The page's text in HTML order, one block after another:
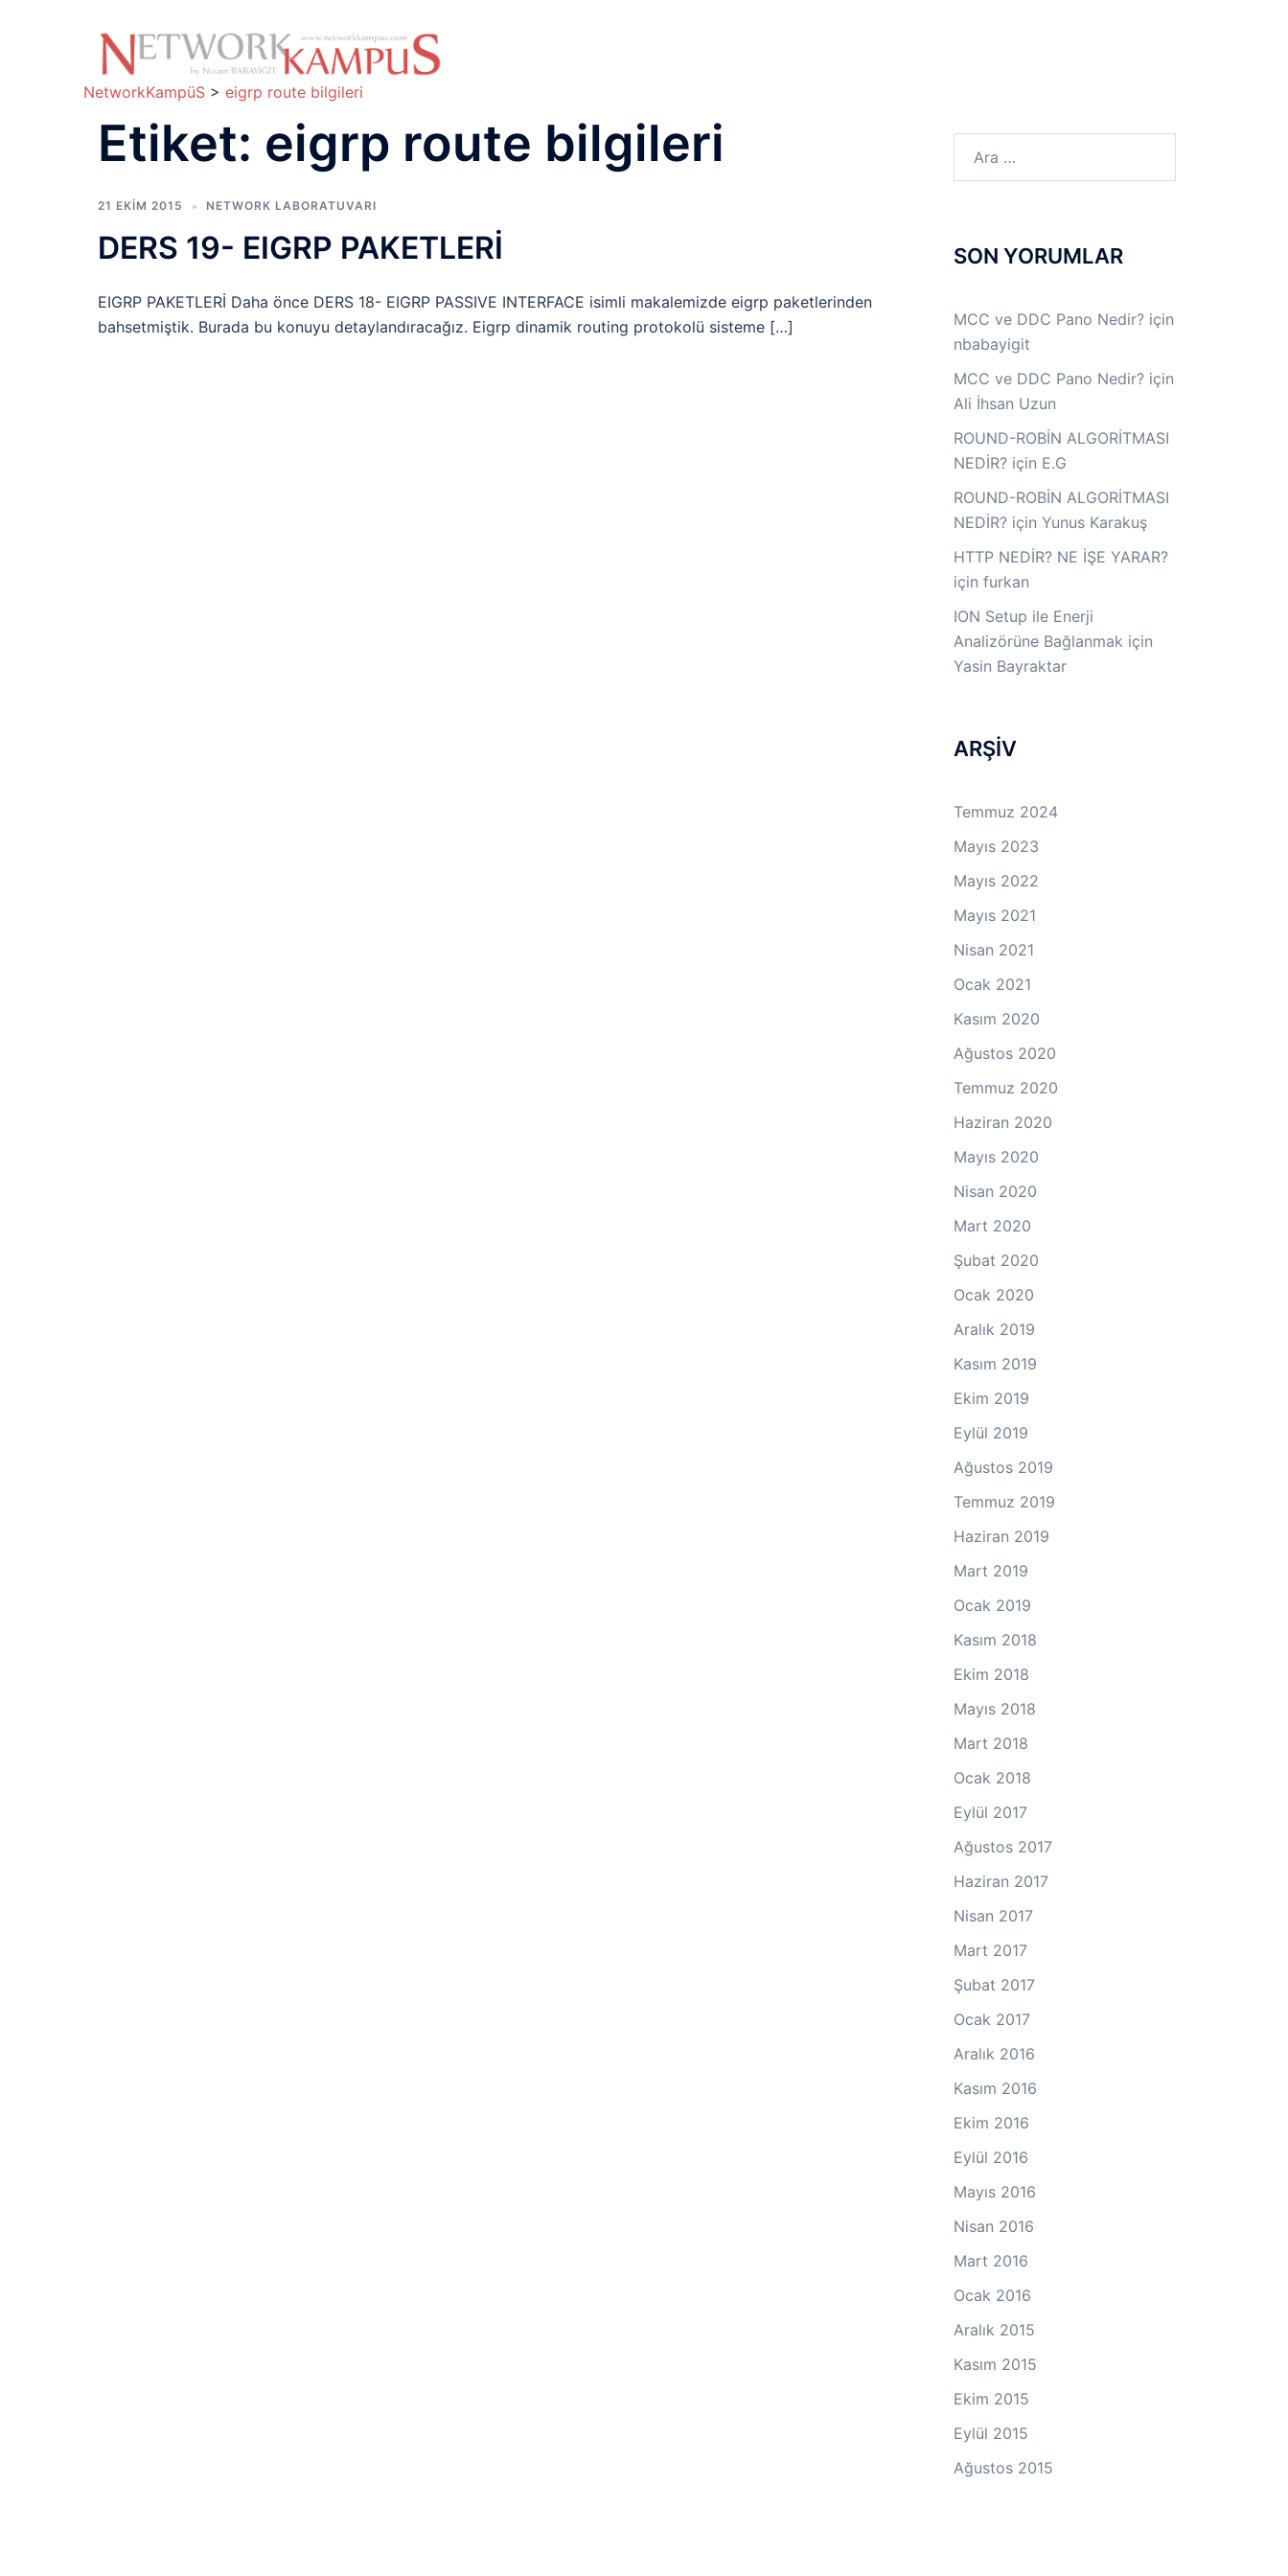
NetworkKampüS > eigrp route bilgileri
Etiket: eigrp route bilgileri
21 EKIM 2015 NETWORK LABORATUVARI
DERS 19- EIGRP PAKETLERİ
EIGRP PAKETLERİ Daha önce DERS 18- EIGRP PASSIVE INTERFACE isimli makalemizde eigrp paketlerinden
bahsetmiştik. Burada bu konuyu detaylandıracağız. Eigrp dinamik routing protokolü sisteme […]
SON YORUMLAR
MCC ve DDC Pano Nedir?için
nbabayigit
MCC ve DDC Pano Nedir?için
Ali İhsan Uzun
ROUND-ROBİN ALGORİTMASI
NEDİR?için E.G
ROUND-ROBİN ALGORİTMASI
NEDİR?için Yunus Karakuş
HTTP NEDİR? NE İŞE YARAR?
için furkan
ION Setup ile Enerji
Analizörüne Bağlanmak için
Yasin Bayraktar
ARŞİV
Temmuz 2024
Mayıs 2023
Mayıs 2022
Mayıs 2021
Nisan 2021
Ocak 2021
Kasım 2020
Ağustos 2020
Temmuz 2020
Haziran 2020
Mayıs 2020
Nisan 2020
Mart 2020
Şubat 2020
Ocak 2020
Aralık 2019
Kasım 2019
Ekim 2019
Eylül 2019
Ağustos 2019
Temmuz 2019
Haziran 2019
Mart 2019
Ocak 2019
Kasım 2018
Ekim 2018
Mayıs 2018
Mart 2018
Ocak 2018
Eylül 2017
Ağustos 2017
Haziran 2017
Nisan 2017
Mart 2017
Şubat 2017
Ocak 2017
Aralık 2016
Kasım 2016
Ekim 2016
Eylül 2016
Mayıs 2016
Nisan 2016
Mart 2016
Ocak 2016
Aralık 2015
Kasım 2015
Ekim 2015
Eylül 2015
Ağustos 2015